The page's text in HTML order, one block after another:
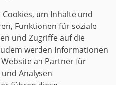
um Inhalte und
Funktionen für soziale
und Zugriffe auf die
werden Informationen
an Partner für
Analysen